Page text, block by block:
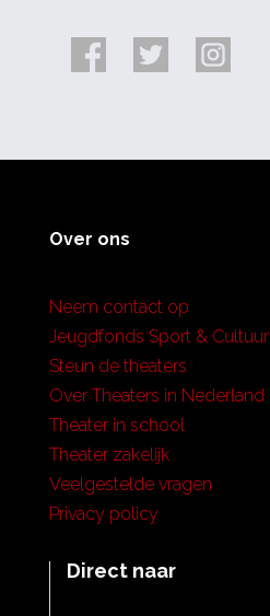
Over ons
Neem contact op
Jeugdfonds Sport & Cultuur
Steun de theaters
Over Theaters in Nederland
Theater in school
Theater zakelijk
Veelgestelde vragen
Privacy policy
Direct naar